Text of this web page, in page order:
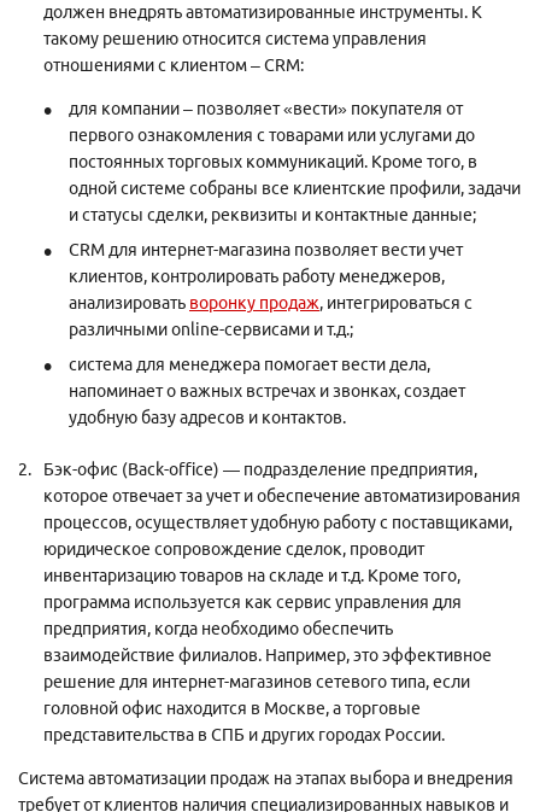
должен внедрять автоматизированные инструменты. К
такому решению относится система управления
отношениями с клиентом – CRM:
для компании – позволяет «вести» покупателя от
первого ознакомления с товарами или услугами до
постоянных торговых коммуникаций. Кроме того, в
одной системе собраны все клиентские профили, задачи
и статусы сделки, реквизиты и контактные данные;
CRM для интернет-магазина позволяет вести учет
клиентов, контролировать работу менеджеров,
анализировать воронку продаж, интегрироваться с
различными online-сервисами и т.д.;
система для менеджера помогает вести дела,
напоминает о важных встречах и звонках, создает
удобную базу адресов и контактов.
Бэк-офис (Back-office) — подразделение предприятия,
которое отвечает за учет и обеспечение автоматизирования
процессов, осуществляет удобную работу с поставщиками,
юридическое сопровождение сделок, проводит
инвентаризацию товаров на складе и т.д. Кроме того,
программа используется как сервис управления для
предприятия, когда необходимо обеспечить
взаимодействие филиалов. Например, это эффективное
решение для интернет-магазинов сетевого типа, если
головной офис находится в Москве, а торговые
представительства в СПБ и других городах России.
Система автоматизации продаж на этапах выбора и внедрения
требует от клиентов наличия специализированных навыков и